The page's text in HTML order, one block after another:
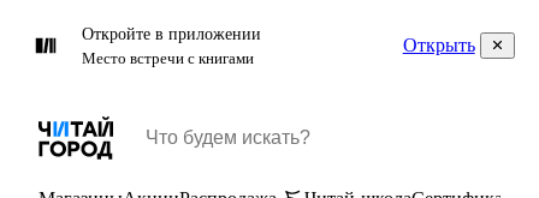
Откройте в приложении
Место встречи с книгами
Открыть